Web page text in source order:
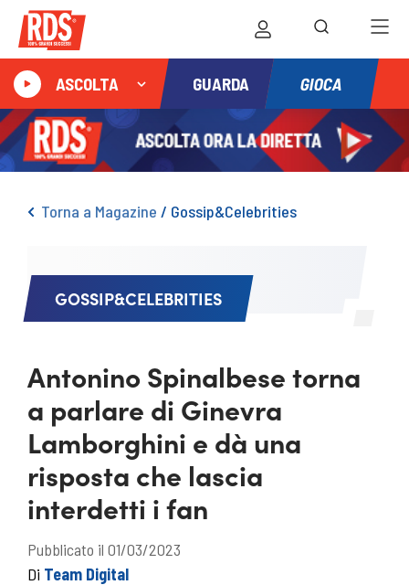
ASCOLTA GUARDA GIOCA
Torna a Magazine / Gossip&Celebrities
GOSSIP&CELEBRITIES
Antonino Spinalbese torna
a parlare di Ginevra
Lamborghini e dà una
risposta che lascia
interdetti i fan
Pubblicato il 01/03/2023
Di Team Digital